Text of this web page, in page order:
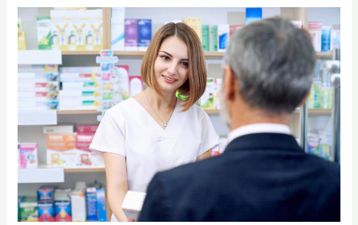
Les
compétences
essentielles
pour
s’épanouir
en
tant
que
secrétaire
en